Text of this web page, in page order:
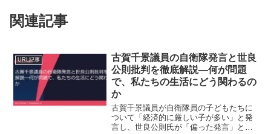
関連記事
URL記事
古賀千景議員の自衛隊発言と世良
公則批判を徹底解説―何が問題
で、私たちの生活にどう関わるの
か
古賀千景議員が自衛隊員の子どもたちに
ついて「経済的に厳しい子が多い」と発
言し、世良公則氏が「偏った発言」と批